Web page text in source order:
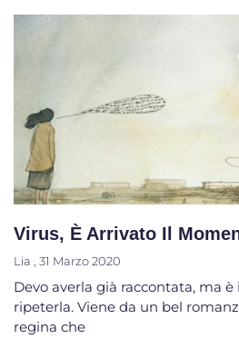
Virus, È Arrivato Il
Lia 31 Marzo 2020
Devo averla già raccontata, ma
ripeterla. Viene da un bel
regina che